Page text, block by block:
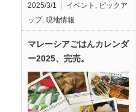
2025/3/1 イベント , ピックア
ップ, 現地情報
マレーシアごはんカレンダ
ー2025、完売。